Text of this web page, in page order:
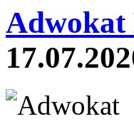
Adwokat